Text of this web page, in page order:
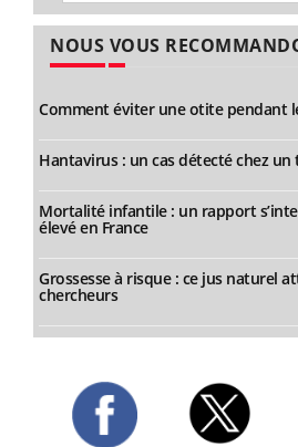
NOUS VOUS
Comment éviter une otite pendant
Hantavirus : un cas détecté chez un
Mortalité infantile : un rapport
élevé en France
Grossesse à risque : ce jus naturel
chercheurs